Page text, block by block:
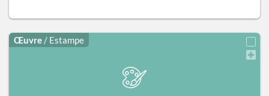
Œuvre / Estampe